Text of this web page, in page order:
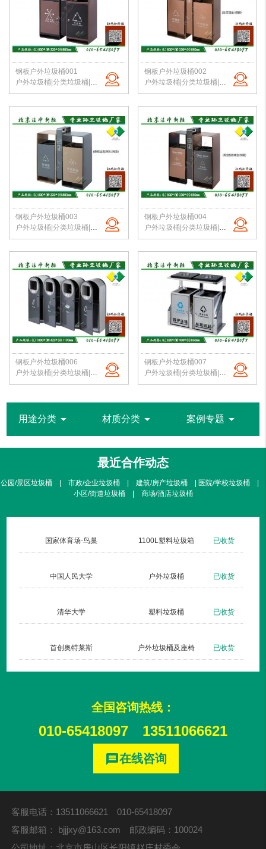
钢板户外垃圾桶001
户外垃圾桶|分类垃圾桶|钢板垃圾桶|公园垃圾桶|北京垃圾桶|厂家直销
钢板户外垃圾桶002
户外垃圾桶|分类垃圾桶|钢板垃圾桶|公园垃圾桶|北京垃圾桶|厂家直销
钢板户外垃圾桶003
户外垃圾桶|分类垃圾桶|钢板垃圾桶|公园垃圾桶|北京垃圾桶|厂家直销
钢板户外垃圾桶004
户外垃圾桶|分类垃圾桶|钢板垃圾桶|公园垃圾桶|北京垃圾桶|厂家直销
钢板户外垃圾桶006
户外垃圾桶|分类垃圾桶|钢板垃圾桶|公园垃圾桶|北京垃圾桶|厂家直销
钢板户外垃圾桶007
户外垃圾桶|分类垃圾桶|钢板垃圾桶|公园垃圾桶|北京垃圾桶|厂家直销
用途分类arrow_drop_down 材质分类 arrow_drop_down 案例专题 arrow_drop_down
最近合作动态
公园/景区垃圾桶 | 市政/企业垃圾桶 | 建筑/房产垃圾桶 | 医院/学校垃圾桶 |
小区/街道垃圾桶 | 商场/酒店垃圾桶
国家体育场-鸟巢 1100L塑料垃圾箱 已收货
中国人民大学 户外垃圾桶 已收货
清华大学 塑料垃圾桶 已收货
首创奥特莱斯 户外垃圾桶及座椅 已收货
全国咨询热线：
010-65418097 13511066621
message在线咨询
客服电话：13511066621 010-65418097
客服邮箱： bjjjxy@163.com 邮政编码：100024